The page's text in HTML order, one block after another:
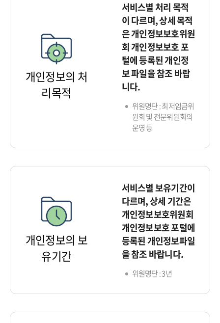
개인정보의 처
리목적
서비스별 처리 목적
이 다르며, 상세 목적
은 개인정보보호위원
회 개인정보보호 포
털에 등록된 개인정
보 파일을 참조 바랍
니다.
위원명단 : 최저임금위
원회 및 전문위원회의
운영 등
개인정보의 보
유기간
서비스별 보유기간이
다르며, 상세 기간은
개인정보보호위원회
개인정보보호 포털에
등록된 개인정보파일
을 참조 바랍니다.
위원명단 : 3년